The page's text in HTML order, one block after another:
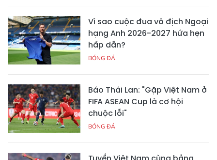
Vì sao cuộc đua vô địch Ngoại
hạng Anh 2026-2027 hứa hẹn
hấp dẫn?
BÓNG ĐÁ
Báo Thái Lan: "Gặp Việt Nam ở
FIFA ASEAN Cup là cơ hội
chuộc lỗi"
BÓNG ĐÁ